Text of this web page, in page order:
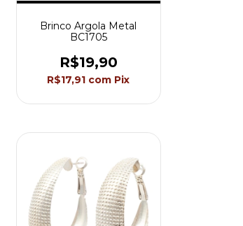
Brinco Argola Metal
BC1705
R$19,90
R$17,91 com Pix